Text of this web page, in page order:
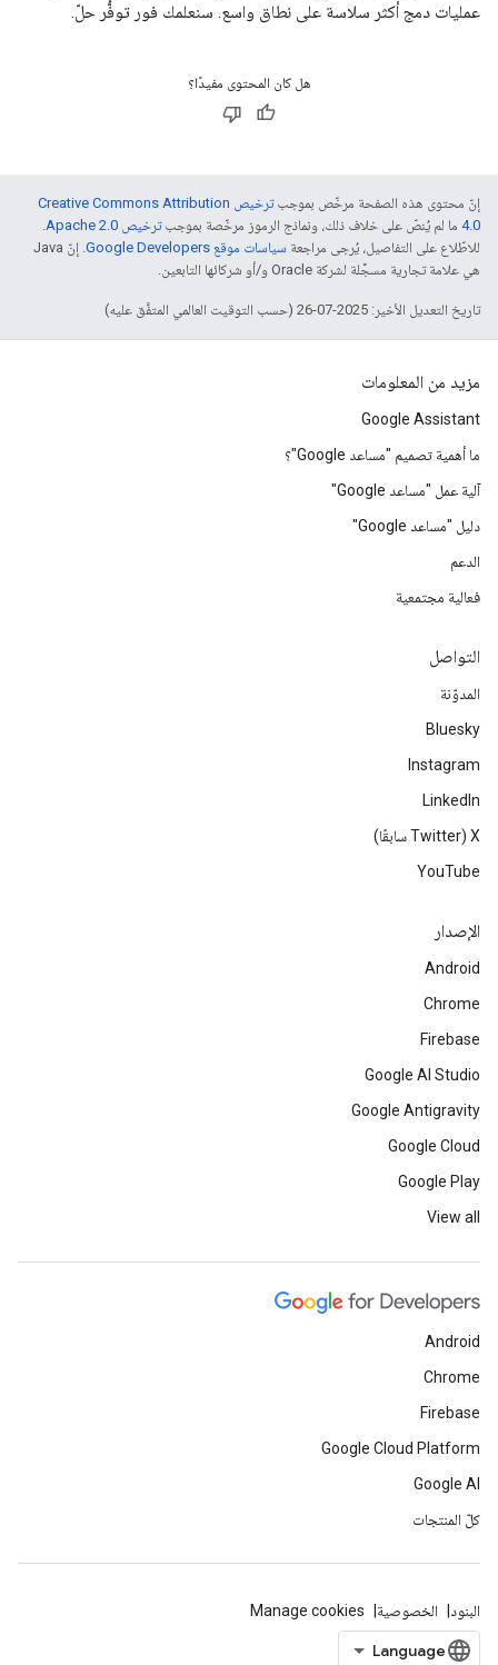
عمليات دمج أكثر سلاسة على نطاق واسع. سنعلمك فور توفُّر حلّ.
هل كان المحتوى مفيدًا؟
إنّ محتوى هذه الصفحة مرخّص بموجب
ترخيص Creative Commons Attribution
4.0‏ ما لم يُنصّ على خلاف ذلك، ونماذج الرموز مرخّصة بموجبترخيص Apache 2.0‏
.
للاطّلاع على التفاصيل، يُرجى مراجعة سياسات موقع Google Developers‏
. إنّ Java
هي علامة تجارية مسجَّلة لشركة Oracle و/أو شركائها التابعين.
تاريخ التعديل الأخير: 2025-07-26 (حسب التوقيت العالمي المتفَّق عليه)
مزيد من المعلومات
Google Assistant
ما أهمية تصميم "مساعد Google"؟
آلية عمل "مساعد Google"
دليل "مساعد Google"
الدعم
فعالية مجتمعية
التواصل
المدوّنة
Bluesky
Instagram
LinkedIn
‫X ‏(Twitter سابقًا)
YouTube
الإصدار
Android
Chrome
Firebase
Google AI Studio
Google Antigravity
Google Cloud
Google Play
View all
Android
Chrome
Firebase
Google Cloud Platform
Google AI
كلّ المنتجات
البنود الخصوصية Manage cookies